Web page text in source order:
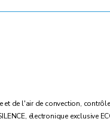
de l'air de convection,
électronique exclusive